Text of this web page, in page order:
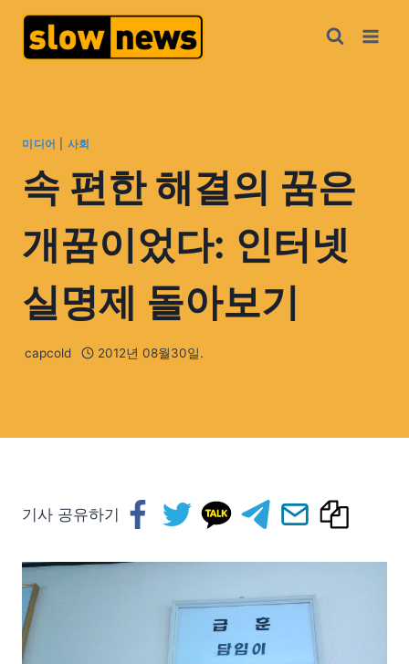
미디어 사회
속 편한 해결의 꿈은
개꿈이었다: 인터넷
실명제 돌아보기
capcold 2012년 08월30일.
기사 공유하기